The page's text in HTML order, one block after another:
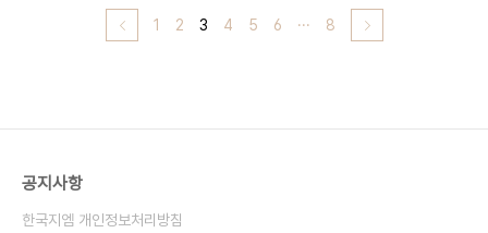
1 2 3 4 5 6 ··· 8
공지사항
한국지엠 개인정보처리방침